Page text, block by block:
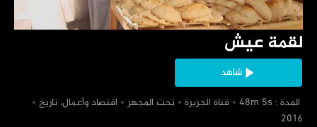
‏لقمة عيش
شاهد
‏ المدة : 48m 5s
‏قناة الجزيرة ‏تحت المجهر
‏اقتصاد وأعمال، تاريخ